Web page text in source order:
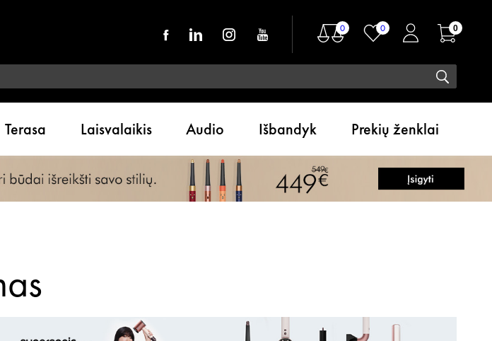
0 0 0
Terasa Laisvalaikis Audio Išbandyk Prekių ženklai